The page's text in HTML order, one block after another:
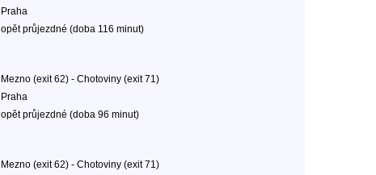
Praha
opět průjezdné (doba 116 minut)
Mezno (exit 62) - Chotoviny (exit 71)
Praha
opět průjezdné (doba 96 minut)
Mezno (exit 62) - Chotoviny (exit 71)